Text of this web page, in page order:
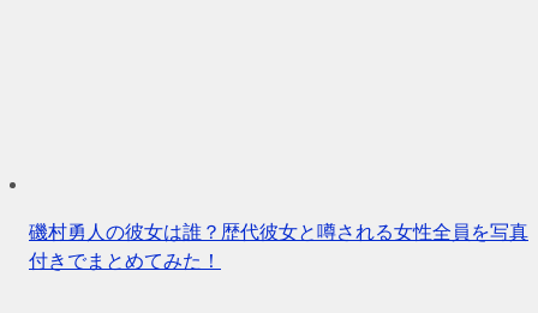
磯村勇人の彼女は誰？歴代彼女と噂される女性全員を写真
付きでまとめてみた！